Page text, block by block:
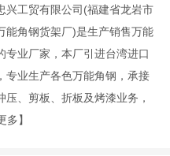
兴工贸有限公司(福建省龙岩市
能角钢货架厂)是生产销售万能
专业厂家，本厂引进台湾进口
专业生产各色万能角钢，承接
压、剪板、折板及烤漆业务，
多】